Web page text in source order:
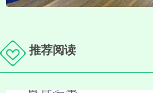
推荐阅读